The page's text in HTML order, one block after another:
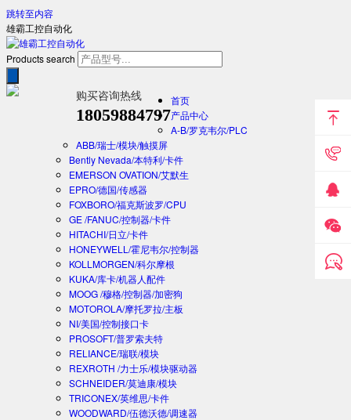
跳转至内容
雄霸工控自动化
Products search
购买咨询热线
18059884797
首页
产品中心
A-B/罗克韦尔/PLC
ABB/瑞士/模块/触摸屏
Bently Nevada/本特利/卡件
EMERSON OVATION/艾默生
EPRO/德国/传感器
FOXBORO/福克斯波罗/CPU
GE /FANUC/控制器/卡件
HITACHI/日立/卡件
HONEYWELL/霍尼韦尔/控制器
KOLLMORGEN/科尔摩根
KUKA/库卡/机器人配件
MOOG /穆格/控制器/加密狗
MOTOROLA/摩托罗拉/主板
NI/美国/控制接口卡
PROSOFT/普罗索夫特
RELIANCE/瑞联/模块
REXROTH /力士乐/模块驱动器
SCHNEIDER/莫迪康/模块
TRICONEX/英维思/卡件
WOODWARD/伍德沃德/调速器